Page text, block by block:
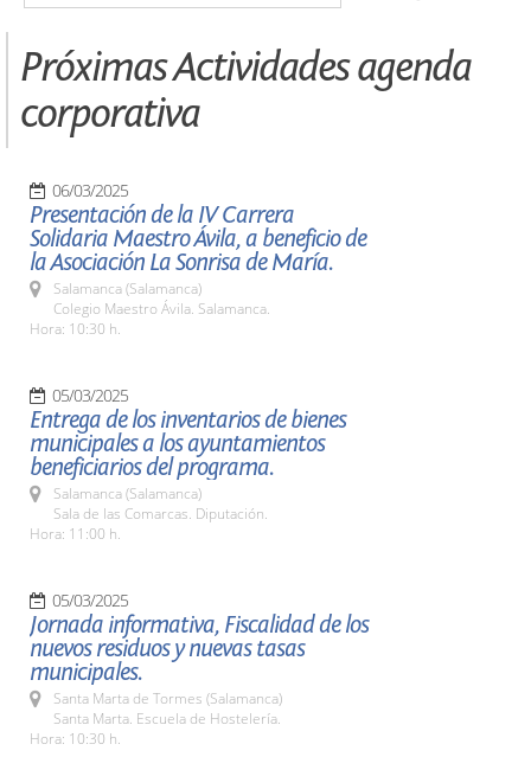
Próximas Actividades agenda
corporativa
06/03/2025
Presentación de la IV Carrera
Solidaria Maestro Ávila, a beneficio de
la Asociación La Sonrisa de María.
Salamanca (Salamanca)
Colegio Maestro Ávila. Salamanca.
Hora: 10:30 h.
05/03/2025
Entrega de los inventarios de bienes
municipales a los ayuntamientos
beneficiarios del programa.
Salamanca (Salamanca)
Sala de las Comarcas. Diputación.
Hora: 11:00 h.
05/03/2025
Jornada informativa, Fiscalidad de los
nuevos residuos y nuevas tasas
municipales.
Santa Marta de Tormes (Salamanca)
Santa Marta. Escuela de Hostelería.
Hora: 10:30 h.